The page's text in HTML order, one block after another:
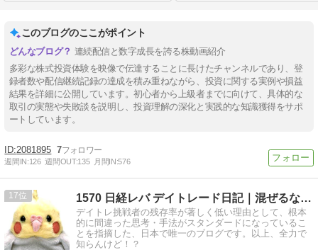
このブログのここがポイント
連続配信と数字成長を誇る株動画紹介
多彩な株式投資体験を映像で伝達することに長けたチャンネルであり、登
録者数や配信継続記録の達成を積み重ねながら、投資に関する実例や損益
結果を詳細に公開しています。初心者から上級者までに向けて、具体的な
取引の実態や失敗談を説明し、投資理解の深化と実践的な知識獲得をサポ
ートしています。
2081895 7
週間IN:126 週間OUT:135 月間IN:576
17 1570 日経レバ デイトレード日記｜混ぜるな危険 …
デイトレ挑戦者の残存率が著しく低い理由として、根本
的に間違った思考・手法がスタンダードになっているこ
とを指摘した、日本で唯一のブログです。以上、全力で
知らんけど！？